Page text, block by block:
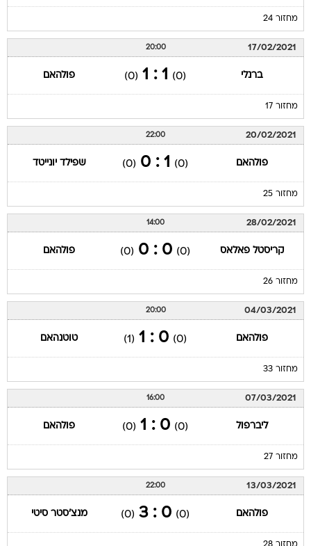
מחזור 24
17/02/2021
20:00
ברנלי (0)
1 : 1
(0) פולהאם
מחזור 17
20/02/2021
22:00
פולהאם (0)
1 : 0
(0) שפילד יונייטד
מחזור 25
28/02/2021
14:00
קריסטל פאלאס (0)
0 : 0
(0) פולהאם
מחזור 26
04/03/2021
20:00
פולהאם (0)
0 : 1
(1) טוטנהאם
מחזור 33
07/03/2021
16:00
ליברפול (0)
0 : 1
(0) פולהאם
מחזור 27
13/03/2021
22:00
פולהאם (0)
0 : 3
(0) מנצ'סטר סיטי